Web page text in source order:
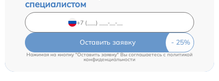
специалистом
Оставить заявку
Нажимая на кнопку "Оставить заявку" Вы соглашаетесь c политикой
конфиденциальности